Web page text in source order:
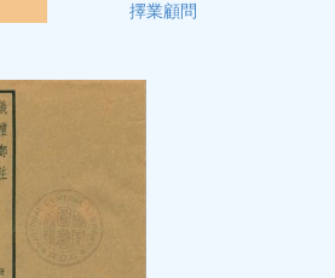
擇業顧問